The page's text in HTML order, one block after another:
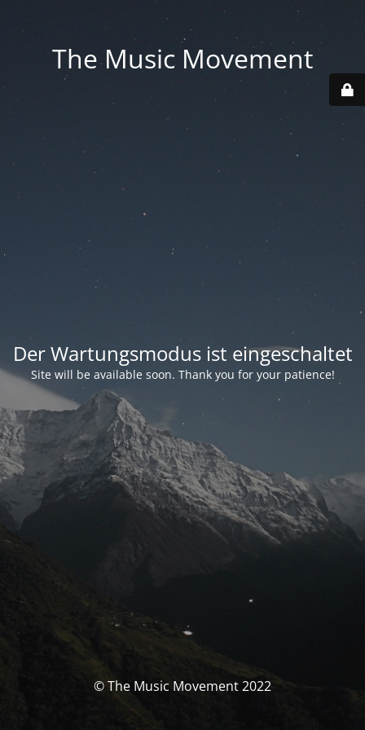
The Music Movement
Der Wartungsmodus ist eingeschaltet
Site will be available soon. Thank you for your patience!
© The Music Movement 2022